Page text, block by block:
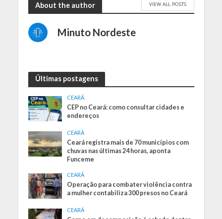
About the author VIEW ALL POSTS
Minuto Nordeste
Últimas postagens
CEARÁ
CEP no Ceará: como consultar cidades e
endereços
CEARÁ
Ceará registra mais de 70 municípios com
chuvas nas últimas 24 horas, aponta
Funceme
CEARÁ
Operação para combater violência contra
a mulher contabiliza 300 presos no Ceará
CEARÁ